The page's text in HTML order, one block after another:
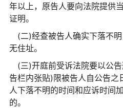
年以上，原告人要向法院提供
证明。
(二)经查被告人确实下落不
无住址。
(三)开庭前受诉法院要以公
告栏内张贴)限被告人自公告之
人下落不明的时间和应诉时间
的。